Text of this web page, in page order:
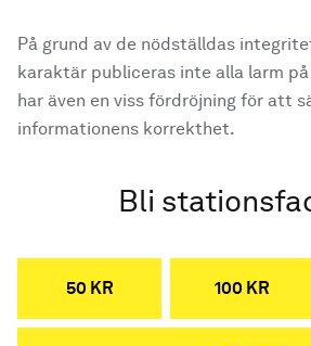
På grund av de nödställdas
karaktär publiceras inte alla larm
har även en viss fördröjning för att
informationens korrekthet.
Bli
50 KR 100 KR